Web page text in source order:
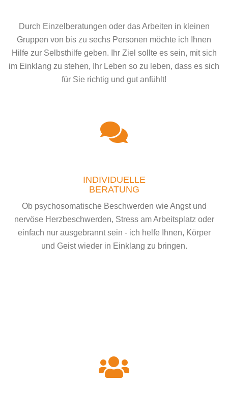
Durch Einzelberatungen oder das Arbeiten in kleinen
Gruppen von bis zu sechs Personen möchte ich Ihnen
Hilfe zur Selbsthilfe geben. Ihr Ziel sollte es sein, mit sich
im Einklang zu stehen, Ihr Leben so zu leben, dass es sich
für Sie richtig und gut anfühlt!
INDIVIDUELLE
BERATUNG
Ob psychosomatische Beschwerden wie Angst und
nervöse Herzbeschwerden, Stress am Arbeitsplatz oder
einfach nur ausgebrannt sein - ich helfe Ihnen, Körper
und Geist wieder in Einklang zu bringen.